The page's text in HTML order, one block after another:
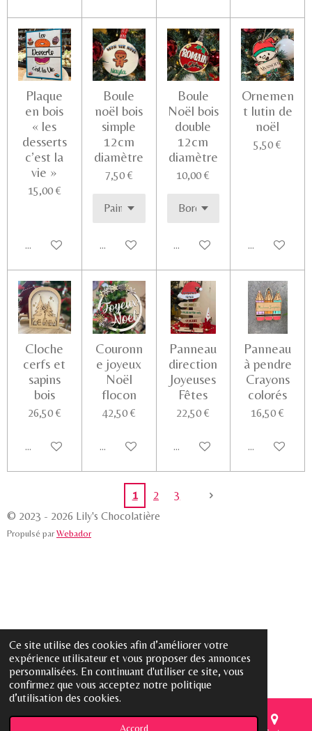
Ce site utilise des cookies afin d’améliorer votre
expérience utilisateur et vous proposer des annonces
personnalisées. En continuant d'utiliser ce site, vous
confirmez que vous acceptez notre politique
d’utilisation des cookies.
Accord
Plaque
en bois
« les
desserts
c’est la
vie »
15,00 €
Ajouter au panier
Boule
noël bois
simple
12cm
diamètre
7,50 €
Voir les détails
Boule
Noël bois
double
12cm
diamètre
10,00 €
Voir les détails
Ornemen
t lutin de
noël
5,50 €
Voir les
Cloche
cerfs et
sapins
bois
26,50 €
Ajouter au panier
Couronn
e joyeux
Noël
flocon
42,50 €
Ajouter au panier
Panneau
direction
Joyeuses
Fêtes
22,50 €
Ajouter au panier
Panneau
à pendre
Crayons
colorés
16,50 €
Voir les
1 2
3
© 2023 - 2026 Lily's Chocolatière
Propulsé par Webador